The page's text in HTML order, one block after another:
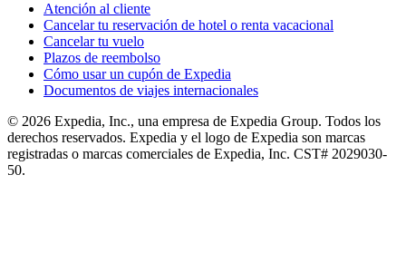
Atención al cliente
Cancelar tu reservación de hotel o renta vacacional
Cancelar tu vuelo
Plazos de reembolso
Cómo usar un cupón de Expedia
Documentos de viajes internacionales
© 2026 Expedia, Inc., una empresa de Expedia Group. Todos los
derechos reservados. Expedia y el logo de Expedia son marcas
registradas o marcas comerciales de Expedia, Inc. CST# 2029030-
50.